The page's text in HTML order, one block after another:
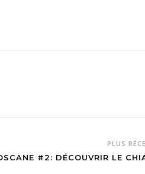
PLUS
#2: DÉCOUVRIR LE